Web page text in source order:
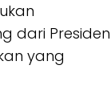
dari Presiden
yang